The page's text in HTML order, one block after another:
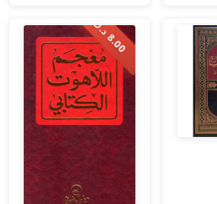
8
.
0
0
د
.
ك